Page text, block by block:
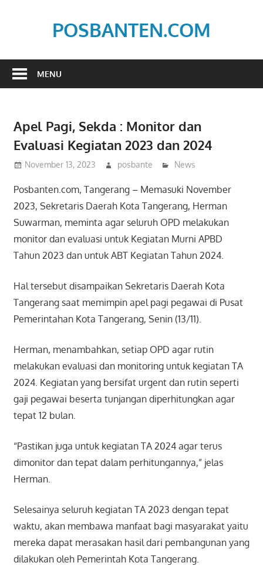
POSBANTEN.COM
Dan
MENU
Apel Pagi, Sekda : Monitor dan
Evaluasi Kegiatan 2023 dan 2024
November 13, 2023 posbante News
Posbanten.com, Tangerang – Memasuki November
2023, Sekretaris Daerah Kota Tangerang, Herman
Suwarman, meminta agar seluruh OPD melakukan
monitor dan evaluasi untuk Kegiatan Murni APBD
Tahun 2023 dan untuk ABT Kegiatan Tahun 2024.
Hal tersebut disampaikan Sekretaris Daerah Kota
Tangerang saat memimpin apel pagi pegawai di Pusat
Pemerintahan Kota Tangerang, Senin (13/11).
Herman, menambahkan, setiap OPD agar rutin
melakukan evaluasi dan monitoring untuk kegiatan TA
2024. Kegiatan yang bersifat urgent dan rutin seperti
gaji pegawai beserta tunjangan diperhitungkan agar
tepat 12 bulan.
“Pastikan juga untuk kegiatan TA 2024 agar terus
dimonitor dan tepat dalam perhitungannya,” jelas
Herman.
Selesainya seluruh kegiatan TA 2023 dengan tepat
waktu, akan membawa manfaat bagi masyarakat yaitu
mereka dapat merasakan hasil dari pembangunan yang
dilakukan oleh Pemerintah Kota Tangerang.